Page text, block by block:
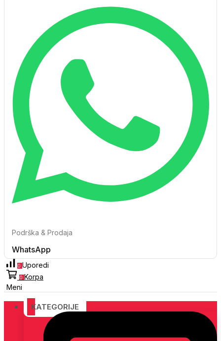
Podrška & Prodaja
WhatsApp
0 Uporedi
0 Korpa
Meni
KATEGORIJE